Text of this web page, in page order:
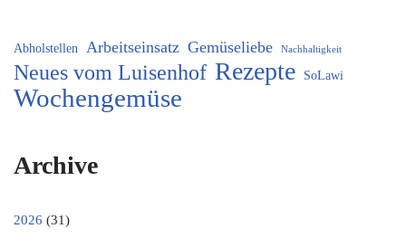
Abholstellen Arbeitseinsatz Gemüseliebe Nachhaltigkeit
Neues vom Luisenhof Rezepte SoLawi
Wochengemüse
Archive
2026 (31)